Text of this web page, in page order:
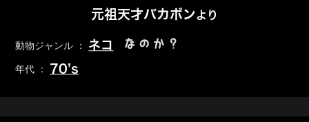
元祖天才バカボンより
動物ジャンル ： ネコ なのか？
年代 ： 70’s